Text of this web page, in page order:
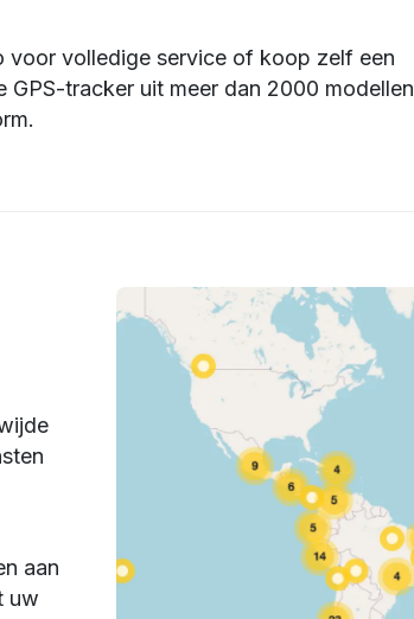
voor volledige service of koop zelf een
GPS-tracker uit meer dan 2000 modellen
aan
uw